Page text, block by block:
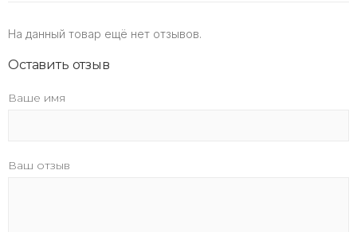
На данный товар ещё нет отзывов.
Оставить отзыв
Ваше имя
Ваш отзыв